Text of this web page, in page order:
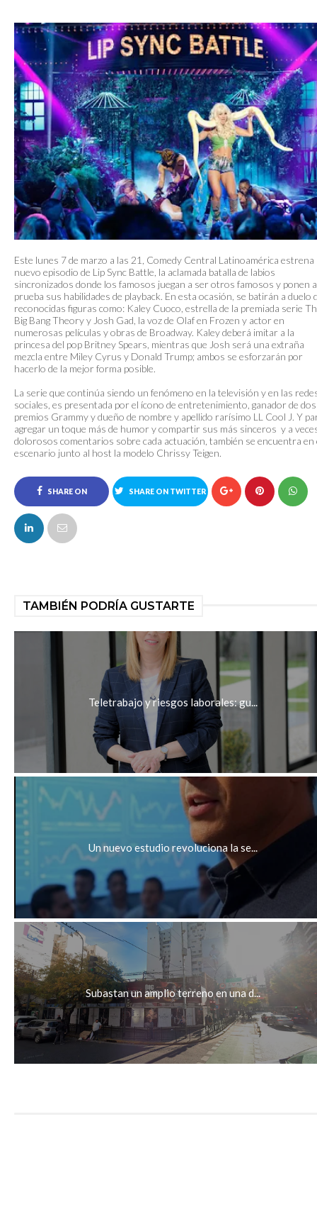
Este lunes 7 de marzo a las 21, Comedy Central Latinoamérica estrena
nuevo episodio de Lip Sync Battle, la aclamada batalla de labios
sincronizados donde los famosos juegan a ser otros famosos y ponen a
prueba sus habilidades de playback. En esta ocasión, se batirán a duelo
reconocidas figuras como: Kaley Cuoco, estrella de la premiada serie
Big Bang Theory y Josh Gad, la voz de Olaf en Frozen y actor en
numerosas películas y obras de Broadway. Kaley deberá imitar a la
princesa del pop Britney Spears, mientras que Josh será una extraña
mezcla entre Miley Cyrus y Donald Trump; ambos se esforzarán por
hacerlo de la mejor forma posible.
La serie que continúa siendo un fenómeno en la televisión y en las
sociales, es presentada por el ícono de entretenimiento, ganador de dos
premios Grammy y dueño de nombre y apellido rarísimo LL Cool J. Y
agregar un toque más de humor y compartir sus más sinceros y a
dolorosos comentarios sobre cada actuación, también se encuentra en
escenario junto al host la modelo Chrissy Teigen.
SHARE ON
FACEBOOK
SHARE ON TWITTER
TAMBIÉN PODRÍA GUSTARTE
Teletrabajo y riesgos laborales: gu...
Un nuevo estudio revoluciona la se...
Subastan un amplio terreno en una d...